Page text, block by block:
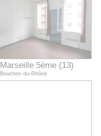
Marseille 5ème (13)
Bouches-du-Rhône